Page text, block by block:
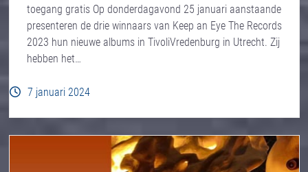
toegang gratis Op donderdagavond 25 januari aanstaande
presenteren de drie winnaars van Keep an Eye The Records
2023 hun nieuwe albums in TivoliVredenburg in Utrecht. Zij
hebben het…
7 januari 2024